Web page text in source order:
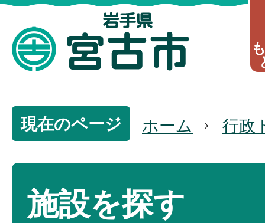
現在のページ ホーム 行政
施設を探す